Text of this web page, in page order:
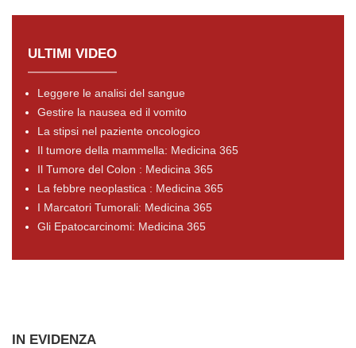
ULTIMI VIDEO
Leggere le analisi del sangue
Gestire la nausea ed il vomito
La stipsi nel paziente oncologico
Il tumore della mammella: Medicina 365
Il Tumore del Colon : Medicina 365
La febbre neoplastica : Medicina 365
I Marcatori Tumorali: Medicina 365
Gli Epatocarcinomi: Medicina 365
IN EVIDENZA